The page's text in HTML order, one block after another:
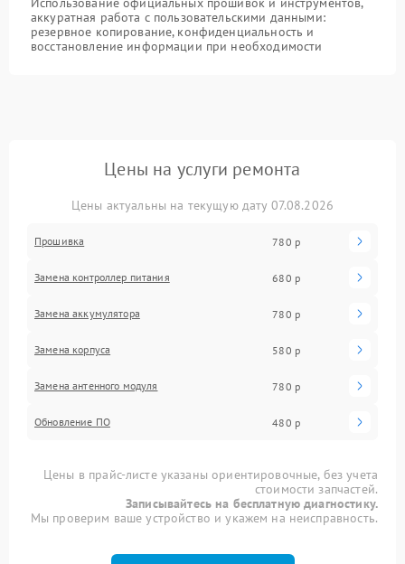
аккуратная работа с пользовательскими данными:
резервное копирование, конфиденциальность и
восстановление информации при необходимости
Цены на услуги ремонта
Цены актуальны на текущую дату 07.08.2026
Прошивка 780 р
Замена контроллер питания 680 р
Замена аккумулятора 780 р
Замена корпуса 580 р
Замена антенного модуля 780 р
Обновление ПО 480 р
Цены в прайс-листе указаны ориентировочные, без учета
стоимости запчастей.
Записывайтесь на бесплатную диагностику.
Мы проверим ваше устройство и укажем на неисправность.